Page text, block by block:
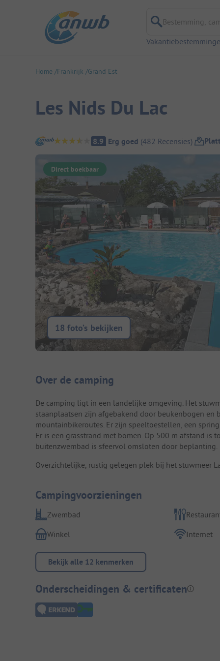
Bestemming,
Home Frankrijk Grand Est
Les Nids Du Lac
Camping overzicht
8.9 Erg goed (482 Recensies)
Direct boekbaar
18 foto’s bekijken
Camping introductie
Over de camping
De camping ligt in een landelijke omgeving. Het
staanplaatsen zijn afgebakend door beukenbogen en
mountainbikeroutes. Er zijn speeltoestellen, een
Er is een grasstrand met bomen. Op 500 m afstand
buitenzwembad is sfeervol omsloten door beplanting.
Overzichtelijke, rustig gelegen plek bij het stuwmeer
Campingvoorzieningen
Zwembad
Winkel
Internet
Bekijk alle 12 kenmerken
Onderscheidingen & certificaten